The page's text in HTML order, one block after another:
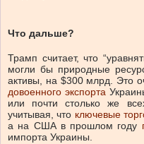
Что дальше?
Трамп считает, что
могли бы природные
активы, на $300 млрд. Это
довоенного экспорта
или почти столько же
учитывая, что ключевые
а на США в прошлом году
импорта Украины.